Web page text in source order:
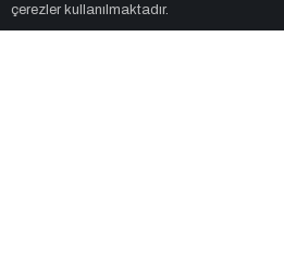
çerezler kullanılmaktadır.